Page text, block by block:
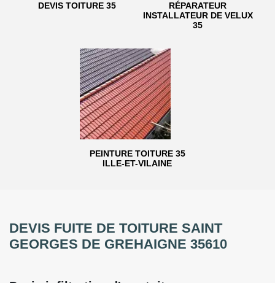
DEVIS TOITURE 35
RÉPARATEUR
INSTALLATEUR DE VELUX
35
PEINTURE TOITURE 35
ILLE-ET-VILAINE
DEVIS FUITE DE TOITURE SAINT
GEORGES DE GREHAIGNE 35610